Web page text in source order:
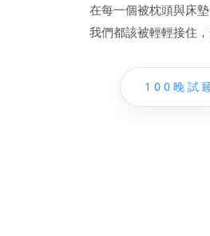
在每一個被枕頭與床
我們都該被輕輕接住，
1 0 0 晚 試